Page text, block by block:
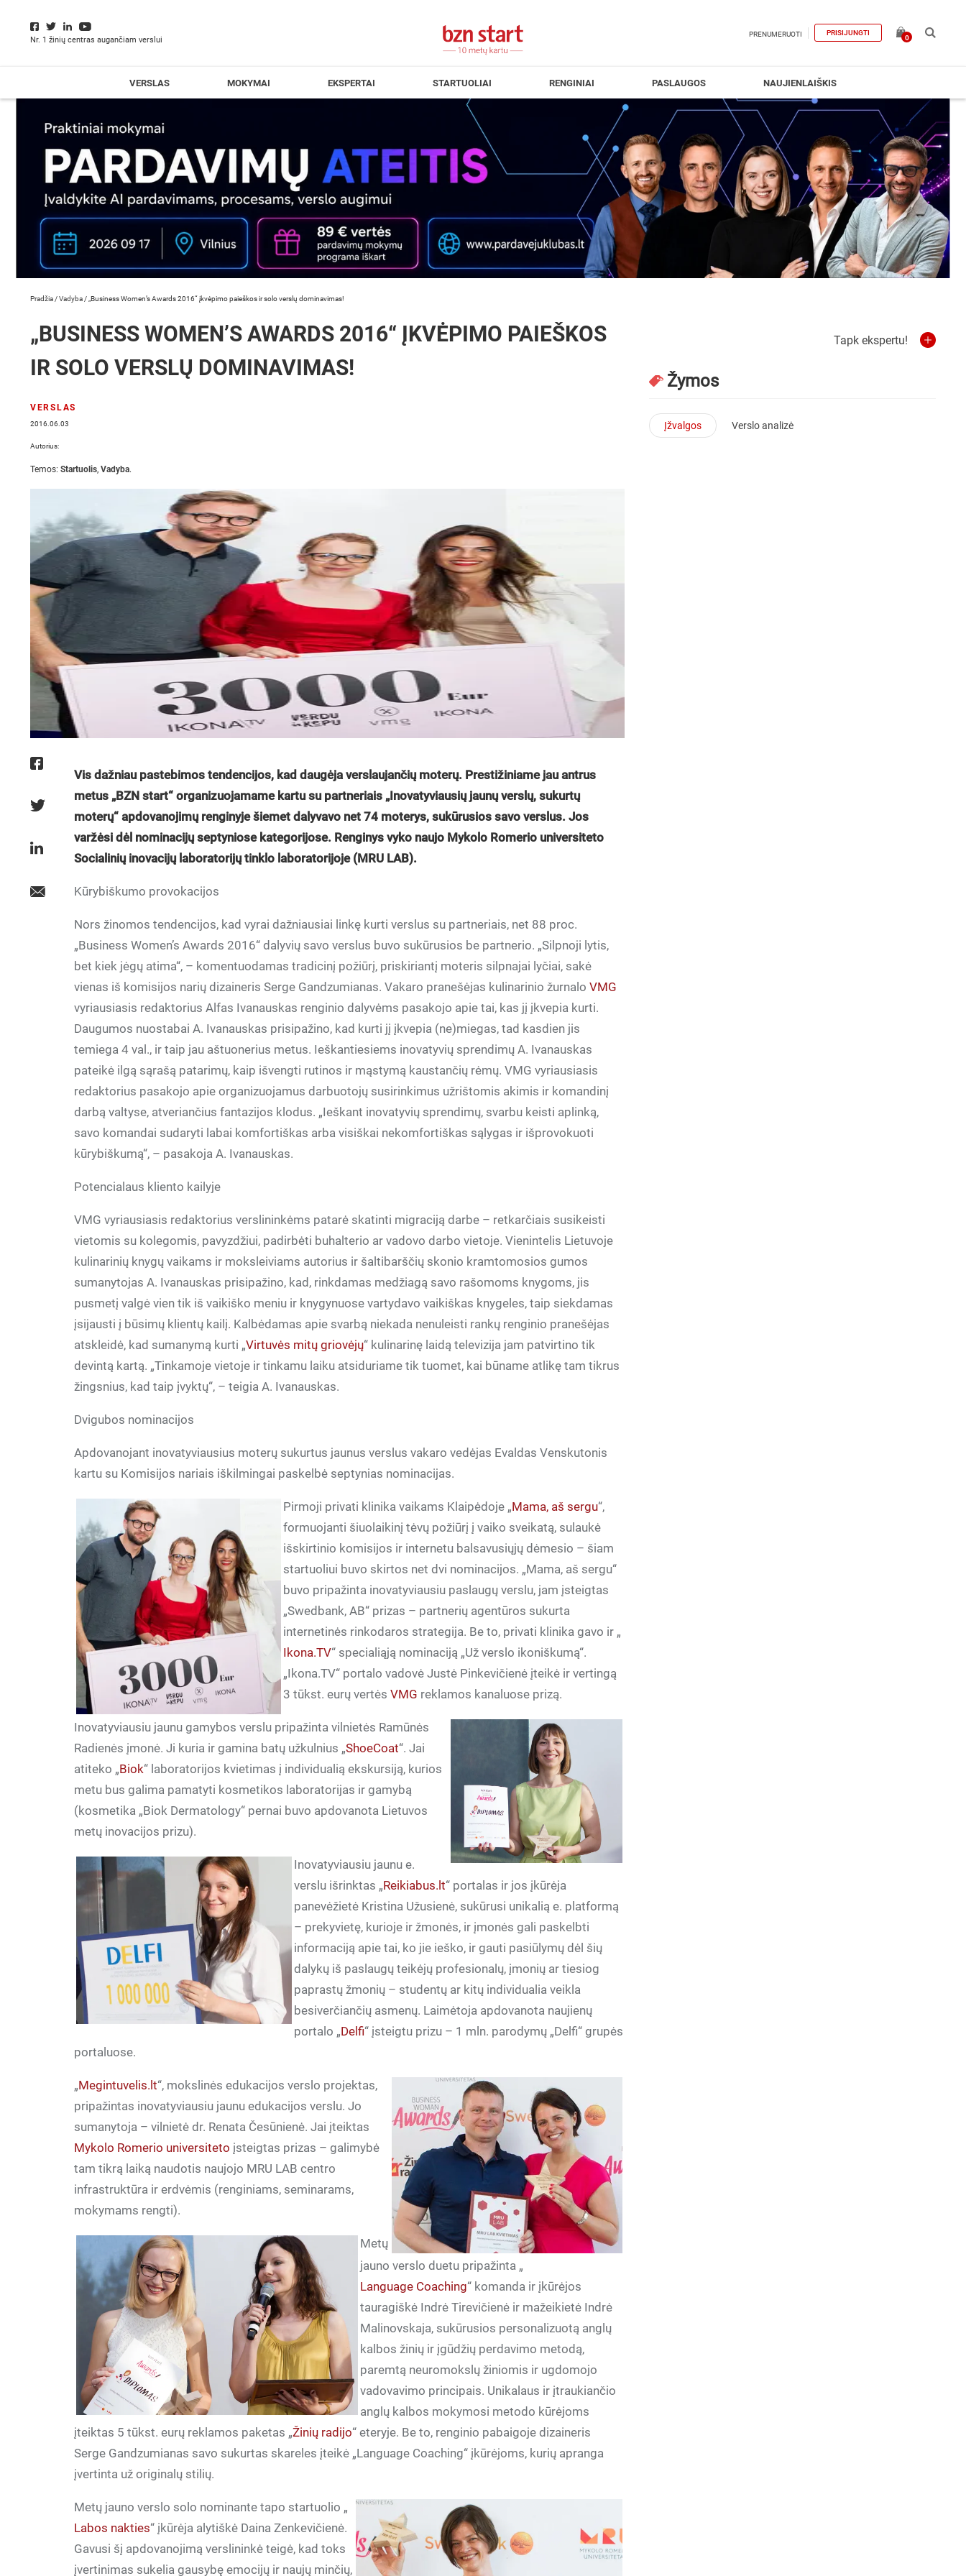
Nr. 1 žinių centras augančiam verslui
PRENUMERUOTI PRISIJUNGTI
0
VERSLAS MOKYMAI EKSPERTAI STARTUOLIAI RENGINIAI PASLAUGOS NAUJIENLAIŠKIS
Pradžia /Vadyba / „Business Women’s Awards 2016“ įkvėpimo paieškos ir solo verslų dominavimas!
„BUSINESS WOMEN’S AWARDS 2016“ ĮKVĖPIMO PAIEŠKOS
IR SOLO VERSLŲ DOMINAVIMAS!
VERSLAS
2016.06.03
Autorius:
Temos: Startuolis, Vadyba.
Vis dažniau pastebimos tendencijos, kad daugėja verslaujančių moterų. Prestižiniame jau antrus
metus „BZN start“ organizuojamame kartu su partneriais „Inovatyviausių jaunų verslų, sukurtų
moterų“ apdovanojimų renginyje šiemet dalyvavo net 74 moterys, sukūrusios savo verslus. Jos
varžėsi dėl nominacijų septyniose kategorijose. Renginys vyko naujo Mykolo Romerio universiteto
Socialinių inovacijų laboratorijų tinklo laboratorijoje (MRU LAB).
Kūrybiškumo provokacijos
Nors žinomos tendencijos, kad vyrai dažniausiai linkę kurti verslus su partneriais, net 88 proc.
„Business Women’s Awards 2016“ dalyvių savo verslus buvo sukūrusios be partnerio. „Silpnoji lytis,
bet kiek jėgų atima“, – komentuodamas tradicinį požiūrį, priskiriantį moteris silpnajai lyčiai, sakė
vienas iš komisijos narių dizaineris Serge Gandzumianas. Vakaro pranešėjas kulinarinio žurnaloVMG
vyriausiasis redaktorius Alfas Ivanauskas renginio dalyvėms pasakojo apie tai, kas jį įkvepia kurti.
Daugumos nuostabai A. Ivanauskas prisipažino, kad kurti jį įkvepia (ne)miegas, tad kasdien jis
temiega 4 val., ir taip jau aštuonerius metus. Ieškantiesiems inovatyvių sprendimų A. Ivanauskas
pateikė ilgą sąrašą patarimų, kaip išvengti rutinos ir mąstymą kaustančių rėmų. VMG vyriausiasis
redaktorius pasakojo apie organizuojamus darbuotojų susirinkimus užrištomis akimis ir komandinį
darbą valtyse, atveriančius fantazijos klodus. „Ieškant inovatyvių sprendimų, svarbu keisti aplinką,
savo komandai sudaryti labai komfortiškas arba visiškai nekomfortiškas sąlygas ir išprovokuoti
kūrybiškumą“, – pasakoja A. Ivanauskas.
Potencialaus kliento kailyje
VMG vyriausiasis redaktorius verslininkėms patarė skatinti migraciją darbe – retkarčiais susikeisti
vietomis su kolegomis, pavyzdžiui, padirbėti buhalterio ar vadovo darbo vietoje. Vienintelis Lietuvoje
kulinarinių knygų vaikams ir moksleiviams autorius ir šaltibarščių skonio kramtomosios gumos
sumanytojas A. Ivanauskas prisipažino, kad, rinkdamas medžiagą savo rašomoms knygoms, jis
pusmetį valgė vien tik iš vaikiško meniu ir knygynuose vartydavo vaikiškas knygeles, taip siekdamas
įsijausti į būsimų klientų kailį. Kalbėdamas apie svarbą niekada nenuleisti rankų renginio pranešėjas
atskleidė, kad sumanymą kurti „Virtuvės mitų griovėjų“ kulinarinę laidą televizija jam patvirtino tik
devintą kartą. „Tinkamoje vietoje ir tinkamu laiku atsiduriame tik tuomet, kai būname atlikę tam tikrus
žingsnius, kad taip įvyktų“, – teigia A. Ivanauskas.
Dvigubos nominacijos
Apdovanojant inovatyviausius moterų sukurtus jaunus verslus vakaro vedėjas Evaldas Venskutonis
kartu su Komisijos nariais iškilmingai paskelbė septynias nominacijas.
Pirmoji privati klinika vaikams Klaipėdoje „Mama, aš sergu“,
formuojanti šiuolaikinį tėvų požiūrį į vaiko sveikatą, sulaukė
išskirtinio komisijos ir internetu balsavusiųjų dėmesio – šiam
startuoliui buvo skirtos net dvi nominacijos. „Mama, aš sergu“
buvo pripažinta inovatyviausiu paslaugų verslu, jam įsteigtas
„Swedbank, AB“ prizas – partnerių agentūros sukurta
internetinės rinkodaros strategija. Be to, privati klinika gavo ir „
Ikona.TV“ specialiąją nominaciją „Už verslo ikoniškumą“.
„Ikona.TV“ portalo vadovė Justė Pinkevičienė įteikė ir vertingą
3 tūkst. eurų vertėsVMG reklamos kanaluose prizą.
Inovatyviausiu jaunu gamybos verslu pripažinta vilnietės Ramūnės
Radienės įmonė. Ji kuria ir gamina batų užkulnius „ShoeCoat“. Jai
atiteko „Biok“ laboratorijos kvietimas į individualią ekskursiją, kurios
metu bus galima pamatyti kosmetikos laboratorijas ir gamybą
(kosmetika „Biok Dermatology“ pernai buvo apdovanota Lietuvos
metų inovacijos prizu).
Inovatyviausiu jaunu e.
verslu išrinktas „Reikiabus.lt“ portalas ir jos įkūrėja
panevėžietė Kristina Užusienė, sukūrusi unikalią e. platformą
– prekyvietę, kurioje ir žmonės, ir įmonės gali paskelbti
informaciją apie tai, ko jie ieško, ir gauti pasiūlymų dėl šių
dalykų iš paslaugų teikėjų profesionalų, įmonių ar tiesiog
paprastų žmonių – studentų ar kitų individualia veikla
besiverčiančių asmenų. Laimėtoja apdovanota naujienų
portalo „Delfi“ įsteigtu prizu – 1 mln. parodymų „Delfi“ grupės
portaluose.
„Megintuvelis.lt“, mokslinės edukacijos verslo projektas,
pripažintas inovatyviausiu jaunu edukacijos verslu. Jo
sumanytoja – vilnietė dr. Renata Česūnienė. Jai įteiktas
Mykolo Romerio universiteto įsteigtas prizas – galimybė
tam tikrą laiką naudotis naujojo MRU LAB centro
infrastruktūra ir erdvėmis (renginiams, seminarams,
mokymams rengti).
Metų
jauno verslo duetu pripažinta „
Language Coaching“ komanda ir įkūrėjos
tauragiškė Indrė Tirevičienė ir mažeikietė Indrė
Malinovskaja, sukūrusios personalizuotą anglų
kalbos žinių ir įgūdžių perdavimo metodą,
paremtą neuromokslų žiniomis ir ugdomojo
vadovavimo principais. Unikalaus ir įtraukiančio
anglų kalbos mokymosi metodo kūrėjoms
įteiktas 5 tūkst. eurų reklamos paketas „Žinių radijo“ eteryje. Be to, renginio pabaigoje dizaineris
Serge Gandzumianas savo sukurtas skareles įteikė „Language Coaching“ įkūrėjoms, kurių apranga
įvertinta už originalų stilių.
Metų jauno verslo solo nominante tapo startuolio „
Labos nakties“ įkūrėja alytiškė Daina Zenkevičienė.
Gavusi šį apdovanojimą verslininkė teigė, kad toks
įvertinimas sukelia gausybę emocijų ir naujų minčių,
Tapk ekspertu!
Žymos
Įžvalgos Verslo analizė